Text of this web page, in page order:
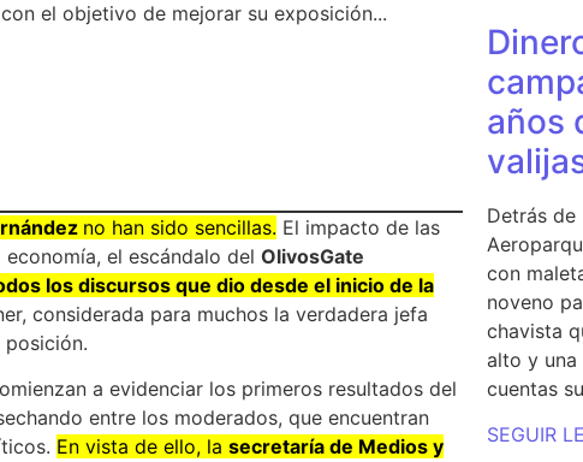
el objetivo de mejorar su exposición...
no han sido sencillas. El impacto de las
el escándalo del OlivosGate
los discursos que dio desde el inicio de la
considerada para muchos la verdadera jefa
a evidenciar los primeros resultados del
entre los moderados, que encuentran
En vista de ello, la secretaría de Medios y
años
Detrás
con
noveno
chavista
alto y una
cuentas
SEGUIR